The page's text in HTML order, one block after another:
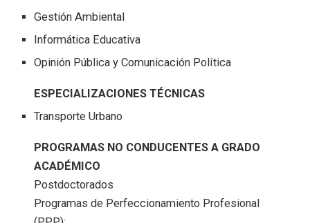
Gestión Ambiental
Informática Educativa
Opinión Pública y Comunicación Política
ESPECIALIZACIONES TÉCNICAS
Transporte Urbano
PROGRAMAS NO CONDUCENTES A GRADO
ACADÉMICO
Postdoctorados
Programas de Perfeccionamiento Profesional